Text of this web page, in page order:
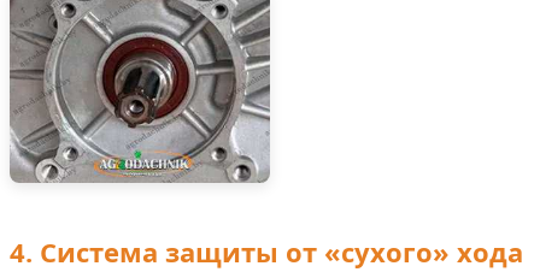
4. Система защиты от «сухого» хода